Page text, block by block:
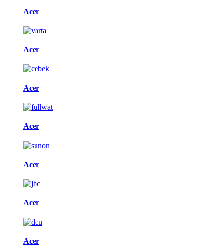
Acer
Acer
Acer
Acer
Acer
Acer
Acer